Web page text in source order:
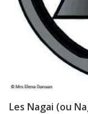
Les Nagai (ou